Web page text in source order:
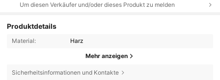
Um diesen Verkäufer und/oder dieses Produkt zu melden
Produktdetails
Material: Harz
Mehr anzeigen
Sicherheitsinformationen und Kontakte